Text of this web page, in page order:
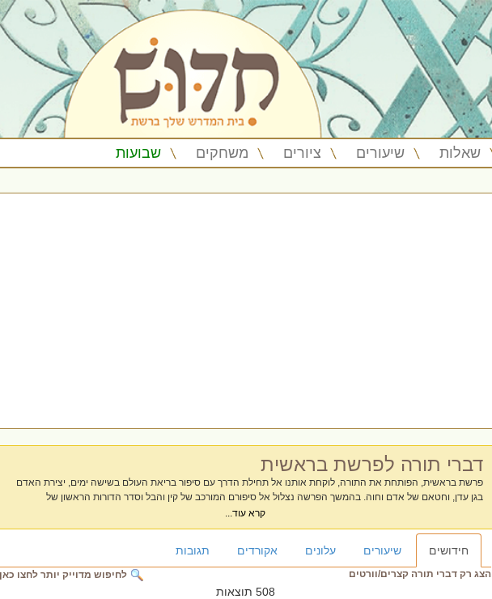
שאלות שיעורים ציורים משחקים שבועות
דברי תורה לפרשת בראשית
פרשת בראשית, הפותחת את התורה, לוקחת אותנו אל תחילת הדרך עם סיפור בריאת העולם בשישה ימים, יצירת האדם
בגן עדן, וחטאם של אדם וחוה. בהמשך הפרשה נצלול אל סיפורם המורכב של קין והבל וסדר הדורות הראשון של
האנושות. באתר "חידוש" אספנו עבורכם את מיטב החידושים, הוורטים והמאמרים על הפרשה. בין אם אתם מחפשים רעיון
קרא עוד...
חידושים שיעורים עלונים אקורדים תגובות
לחיפוש מדוייק יותר לחצו כאן הצג רק דברי תורה קצרים/וורטים
508 תוצאות